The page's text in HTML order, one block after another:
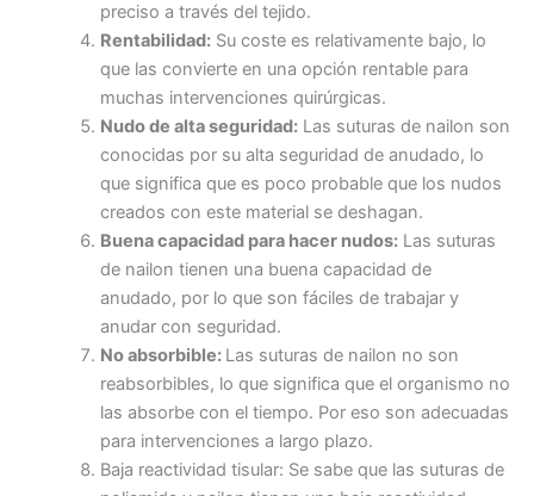
Nombre*
Correo*
Teléfono
País*
preciso a través del tejido.
Rentabilidad:Su coste es relativamente bajo, lo
que las convierte en una opción rentable para
muchas intervenciones quirúrgicas.
Nudo de alta seguridad:Las suturas de nailon son
conocidas por su alta seguridad de anudado, lo
que significa que es poco probable que los nudos
creados con este material se deshagan.
Buena capacidad para hacer nudos:Las suturas
de nailon tienen una buena capacidad de
anudado, por lo que son fáciles de trabajar y
anudar con seguridad.
No absorbible: Las suturas de nailon no son
reabsorbibles, lo que significa que el organismo no
las absorbe con el tiempo. Por eso son adecuadas
para intervenciones a largo plazo.
Baja reactividad tisular: Se sabe que las suturas de